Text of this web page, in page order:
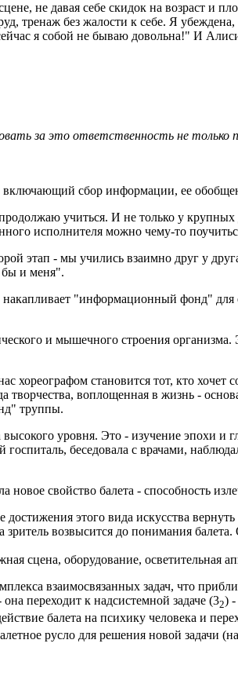
не давая себе скидок на возраст и
тренаж без жалости к себе. Я
я собой не бываю довольна!" И
за это ответственность не только
сбор информации, ее
учиться. И не только у крупных
исполнителя можно чему-то
этап - мы учились взаимно друг у
бы и меня".
"информационный фонд" для
и мышечного строения организма.
становится тот, кто хочет
воплощенная в жизнь -
труппы.
уровня. Это - изучение эпохи и
беседовала с врачами,
свойство балета - способность
этого вида искусства
возвысится до понимания
сцена, оборудование, осветительная
взаимосвязанных задач, что
она переходит к надсистемной задаче (32) -
балета на психику человека и
русло для решения новой задачи